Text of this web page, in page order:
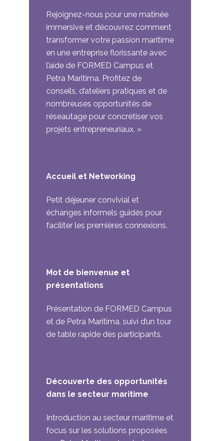
Rejoignez-nous pour une matinée
immersive et découvrez comment
transformer votre passion maritime
en une entreprise florissante avec
l’aide de FORMED Campus et
Petra Maritima. Profitez de
conseils, d’ateliers pratiques et de
nombreuses opportunités de
réseautage pour concrétiser vos
projets entrepreneuriaux. »
Accueil et Networking
Petit déjeuner convivial et
échanges informels guidés pour
faciliter les premières connexions.
Mot de bienvenue et
présentations
Présentation de FORMED Campus
et de Petra Maritima, suivi d’un tour
de table rapide des participants.
Découverte des opportunités
dans le secteur maritime
Introduction au secteur maritime et
focus sur les solutions proposées